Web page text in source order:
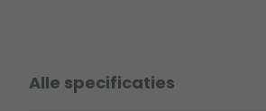
Alle specificaties